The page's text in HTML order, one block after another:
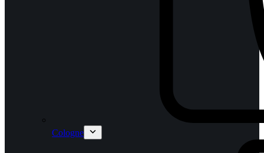
Cologne